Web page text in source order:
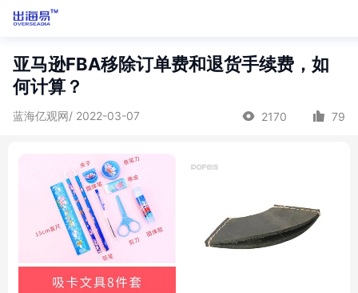
亚马逊FBA移除订单费和退货手续费，如
何计算？
蓝海亿观网/ 2022-03-07 2170 79